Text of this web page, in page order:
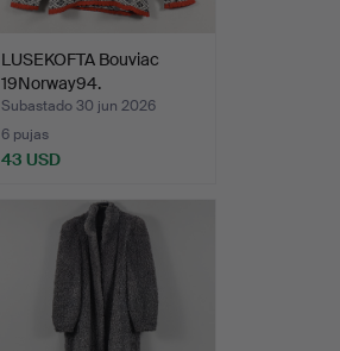
LUSEKOFTA Bouviac
19Norway94.
Subastado 30 jun 2026
6 pujas
43 USD